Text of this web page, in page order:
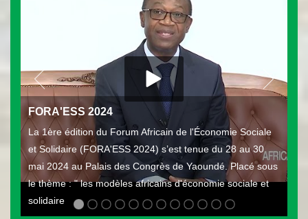
FORA'ESS 2024
La 1ère édition du Forum Africain de l'Économie Sociale
et Solidaire (FORA'ESS 2024) s’est tenue du 28 au 30
mai 2024 au Palais des Congrès de Yaoundé. Placé sous
le thème : " les modèles africains d'économie sociale et
solidaire